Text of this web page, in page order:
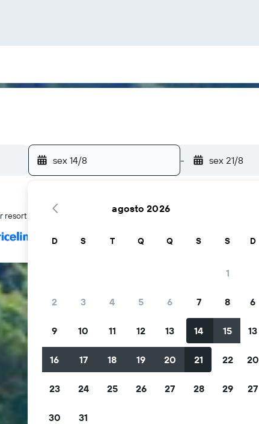
sex 14/8 - sex 21/8
resort com tudo incluso em Ocho Rios
agosto 2026
D S T Q Q S S
1
2 3 4 5 6 7 8
9 10 11 12 13 14 15
16 17 18 19 20 21 22
23 24 25 26 27 28 29
30 31
D
6
13
20
27